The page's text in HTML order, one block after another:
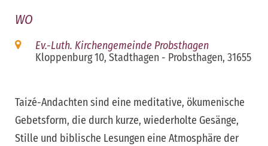
WO
Ev.-Luth. Kirchengemeinde Probsthagen
Kloppenburg 10, Stadthagen - Probsthagen, 31655
Taizé-Andachten sind eine meditative, ökumenische
Gebetsform, die durch kurze, wiederholte Gesänge,
Stille und biblische Lesungen eine Atmosphäre der